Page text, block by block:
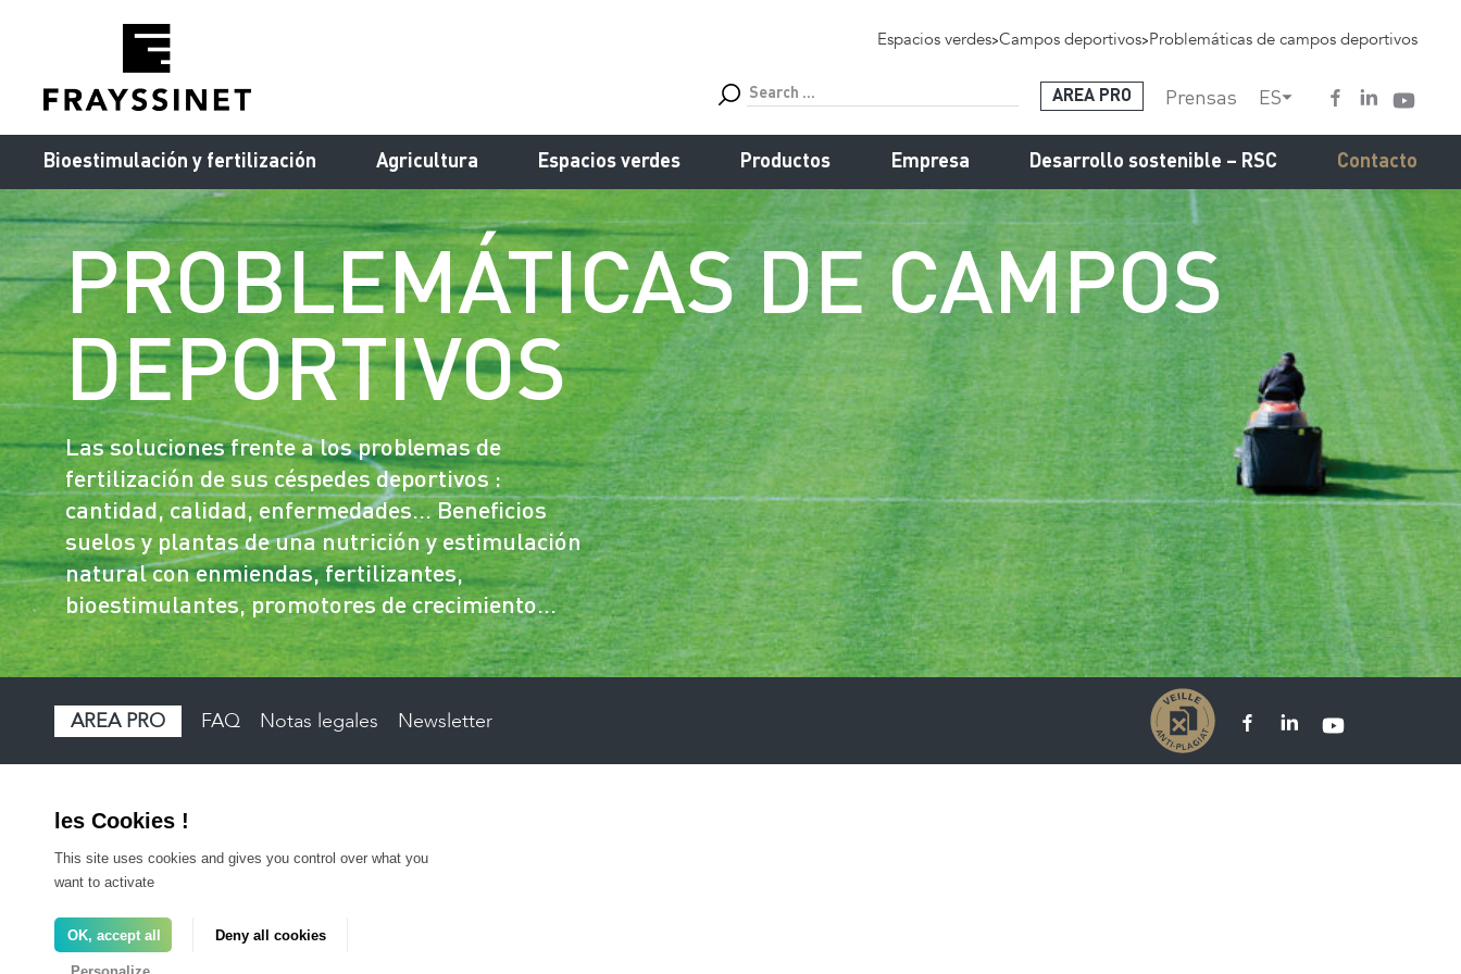
Espacios verdes>Campos deportivos>Problemáticas de campos deportivos
AREA PRO Prensas ES
Bioestimulación y fertilización Agricultura Espacios verdes Productos Empresa Desarrollo sostenible – RSC Contacto
PROBLEMÁTICAS DE CAMPOS
DEPORTIVOS
Las soluciones frente a los problemas de
fertilización de sus céspedes deportivos :
cantidad, calidad, enfermedades… Beneficios
suelos y plantas de una nutrición y estimulación
natural con enmiendas, fertilizantes,
bioestimulantes, promotores de crecimiento…
AREA PRO FAQ Notas legales Newsletter
This site uses cookies and gives you control over what you
want to activate
OK, accept all Deny all cookies